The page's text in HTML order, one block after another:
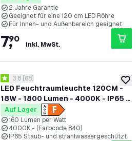
2 Jahre Garantie
Geeignet für eine 120 cm LED Röhre
Für Innen- und Außenbereich geeignet
7,
90
inkl. MwSt.
zur
LED Feuchtraumleuchte 120CM -
18W - 1800 Lumen - 4000K - IP65 -
Inkl. LED Röhre
Bewertungsbereich öffnen
3.8 Bewertungssterne
3.8 [68]
Auf Lager
160 Lumen per Watt
4000K - (Farbcode 840)
IP65 Staub- und strahlwassergeschützt